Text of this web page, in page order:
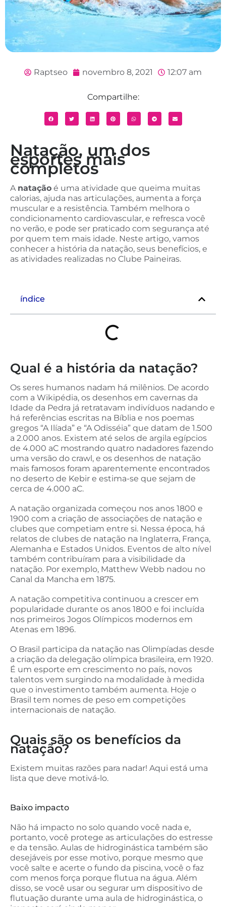
Raptseo novembro 8, 2021 12:07 am
Compartilhe:
Natação, um dos
esportes mais
completos
A natação é uma atividade que queima muitas
calorias, ajuda nas articulações, aumenta a força
muscular e a resistência. Também melhora o
condicionamento cardiovascular, e refresca você
no verão, e pode ser praticado com segurança até
por quem tem mais idade. Neste artigo, vamos
conhecer a história da natação, seus benefícios, e
as atividades realizadas no Clube Paineiras.
índice
Qual é a história da natação?
Os seres humanos nadam há milênios. De acordo
com a Wikipédia, os desenhos em cavernas da
Idade da Pedra já retratavam indivíduos nadando e
há referências escritas na Bíblia e nos poemas
gregos “A Ilíada” e “A Odisséia” que datam de 1.500
a 2.000 anos. Existem até selos de argila egípcios
de 4.000 aC mostrando quatro nadadores fazendo
uma versão do crawl, e os desenhos de natação
mais famosos foram aparentemente encontrados
no deserto de Kebir e estima-se que sejam de
cerca de 4.000 aC.
A natação organizada começou nos anos 1800 e
1900 com a criação de associações de natação e
clubes que competiam entre si. Nessa época, há
relatos de clubes de natação na Inglaterra, França,
Alemanha e Estados Unidos. Eventos de alto nível
também contribuíram para a visibilidade da
natação. Por exemplo, Matthew Webb nadou no
Canal da Mancha em 1875.
A natação competitiva continuou a crescer em
popularidade durante os anos 1800 e foi incluída
nos primeiros Jogos Olímpicos modernos em
Atenas em 1896.
O Brasil participa da natação nas Olimpíadas desde
a criação da delegação olímpica brasileira, em 1920.
É um esporte em crescimento no país, novos
talentos vem surgindo na modalidade à medida
que o investimento também aumenta. Hoje o
Brasil tem nomes de peso em competições
internacionais de natação.
Quais são os benefícios da
natação?
Existem muitas razões para nadar! Aqui está uma
lista que deve motivá-lo.
Baixo impacto
Não há impacto no solo quando você nada e,
portanto, você protege as articulações do estresse
e da tensão. Aulas de hidroginástica também são
desejáveis por esse motivo, porque mesmo que
você salte e acerte o fundo da piscina, você o faz
com menos força porque flutua na água. Além
disso, se você usar ou segurar um dispositivo de
flutuação durante uma aula de hidroginástica, o